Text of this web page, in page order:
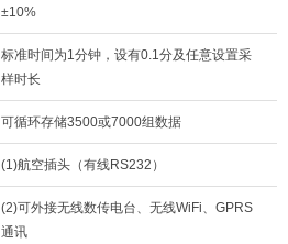
±10%
标准时间为1分钟，设有0.1分及任意设置采
样时长
可循环存储3500或7000组数据
(1)航空插头（有线RS232）
(2)可外接无线数传电台、无线WiFi、GPRS
通讯